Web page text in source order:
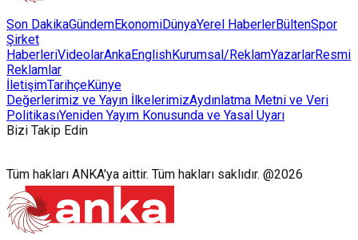
Son DakikaGündemEkonomiDünyaYerel HaberlerBültenSpor
Şirket
HaberleriVideolarAnkaEnglishKurumsal/ReklamYazarlarResmi
Reklamlar
İletişimTarihçeKünye
Değerlerimiz ve Yayın İlkelerimizAydınlatma Metni ve Veri
PolitikasıYeniden Yayım Konusunda ve Yasal Uyarı
Bizi Takip Edin
Tüm hakları ANKA'ya aittir. Tüm hakları saklıdır. @2026